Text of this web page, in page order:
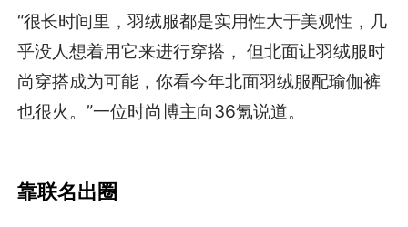
“很长时间里，羽绒服都是实用性大于美观性，几
乎没人想着用它来进行穿搭， 但北面让羽绒服时
尚穿搭成为可能，你看今年北面羽绒服配瑜伽裤
也很火。”一位时尚博主向36氪说道。
靠联名出圈